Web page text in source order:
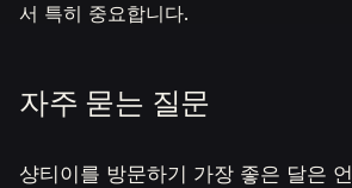
서 특히 중요합니다.
자주 묻는 질문
샹티이를 방문하기 가장 좋은 달은